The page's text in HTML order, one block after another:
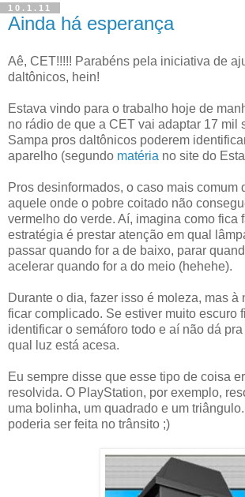
10.1.11
Ainda há esperança
Aê, CET!!!!! Parabéns pela iniciativa de
daltônicos, hein!
Estava vindo para o trabalho hoje de
no rádio de que a CET vai adaptar 17 mil
Sampa pros daltônicos poderem
aparelho (segundo matéria no site do
Pros desinformados, o caso mais comum
aquele onde o pobre coitado não
vermelho do verde. Aí, imagina como fica
estratégia é prestar atenção em qual
passar quando for a de baixo, parar
acelerar quando for a do meio (hehehe).
Durante o dia, fazer isso é moleza, mas à
ficar complicado. Se estiver muito escuro
identificar o semáforo todo e aí não dá
qual luz está acesa.
Eu sempre disse que esse tipo de coisa
resolvida. O PlayStation, por exemplo,
uma bolinha, um quadrado e um
poderia ser feita no trânsito ;)